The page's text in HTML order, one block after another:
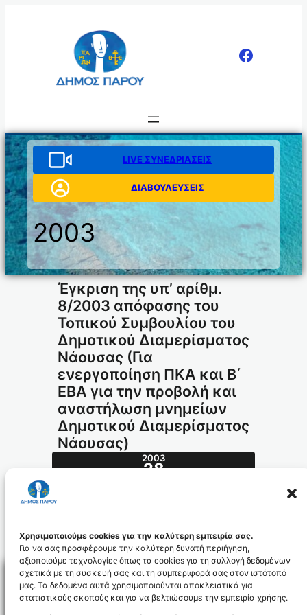
Χρησιμοποιούμε cookies για την καλύτερη εμπειρία σας.
Για να σας προσφέρουμε την καλύτερη δυνατή περιήγηση,
αξιοποιούμε τεχνολογίες όπως τα cookies για τη συλλογή δεδομένων
σχετικά με τη συσκευή σας και τη συμπεριφορά σας στον ιστότοπό
μας. Τα δεδομένα αυτά χρησιμοποιούνται αποκλειστικά για
στατιστικούς σκοπούς και για να βελτιώσουμε την εμπειρία χρήσης.
LIVE ΣΥΝΕΔΡΙΑΣΕΙΣ
ΔΙΑΒΟΥΛΕΥΣΕΙΣ
2003
Έγκριση της υπ’ αρίθμ.
8/2003 απόφασης του
Τοπικού Συμβουλίου του
Δημοτικού Διαμερίσματος
Nάουσας (Για
ενεργοποίηση ΠΚΑ και Β΄
ΕΒΑ για την προβολή και
αναστήλωση μνημείων
Δημοτικού Διαμερίσματος
Νάουσας)
2003
28
85.2003_id906